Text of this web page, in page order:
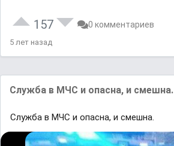
157 0 комментариев
5 лет назад
Служба в МЧС и опасна, и смешна.
Служба в МЧС и опасна, и смешна.